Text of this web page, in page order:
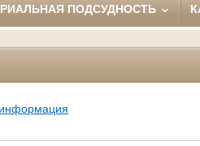
ПОДСУДНОСТЬ